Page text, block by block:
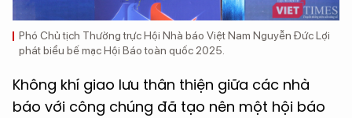
Phó Chủ tịch Thường trực Hội Nhà báo Việt Nam Nguyễn Đức Lợi
phát biểu bế mạc Hội Báo toàn quốc 2025.
Không khí giao lưu thân thiện giữa các nhà
báo với công chúng đã tạo nên một hội báo